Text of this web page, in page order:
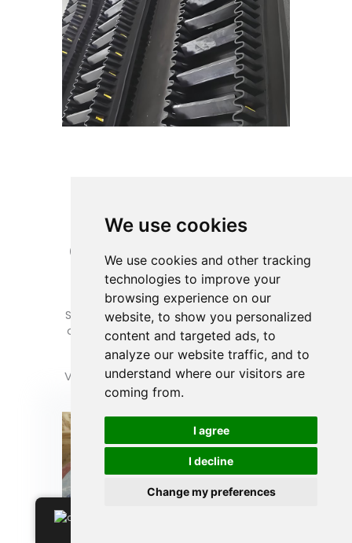
We use cookies
We use cookies and other tracking
technologies to improve your
browsing experience on our
website, to show you personalized
content and targeted ads, to
analyze our website traffic, and to
understand where our visitors are
coming from.
I agree
I decline
Change my preferences
AOBO-Fußleisten-
Gummiverpackung
AOBO bietet verschiedene
VerpackungsartenFür den
Sockelleistengummi können Sie wählen
oder wir können Ihnen einen Vorschlag
unterbreiten.
Verpackung nach Ihren Anforderungen.